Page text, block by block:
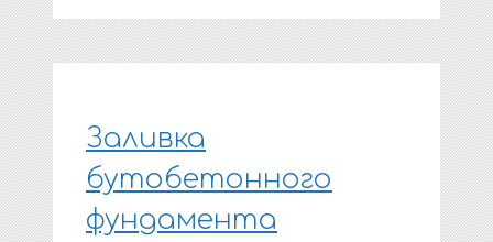
Заливка
бутобетонного
фундамента